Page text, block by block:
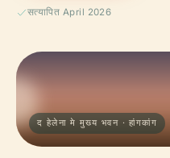
सत्यापित April 2026
द हेलेना मे मुख्य भवन · हांगकांग